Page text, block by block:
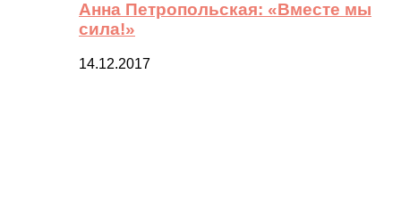
Анна Петропольская: «Вместе мы
сила!»
14.12.2017